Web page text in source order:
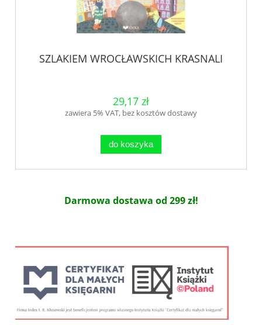
SZLAKIEM WROCŁAWSKICH KRASNALI
29,17 zł
zawiera 5% VAT, bez kosztów dostawy
do koszyka
Darmowa dostawa od 299 zł!